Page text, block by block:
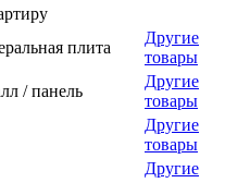
плита
Другие
товары
/ панель
Другие
товары
Другие
товары
Другие